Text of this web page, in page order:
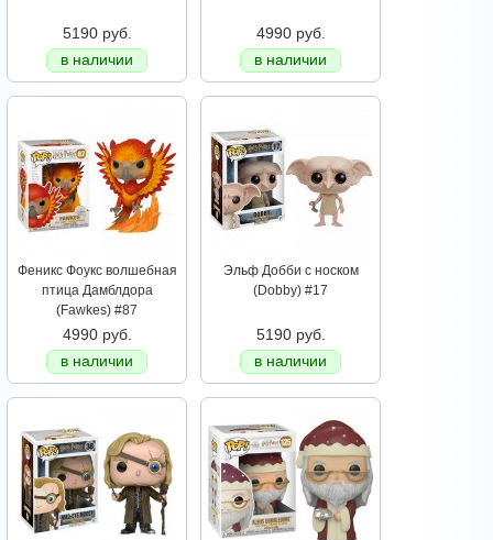
5190 руб.
в наличии
4990 руб.
в наличии
Феникс Фоукс волшебная
птица Дамблдора
(Fawkes) #87
4990 руб.
в наличии
Эльф Добби с носком
(Dobby) #17
5190 руб.
в наличии